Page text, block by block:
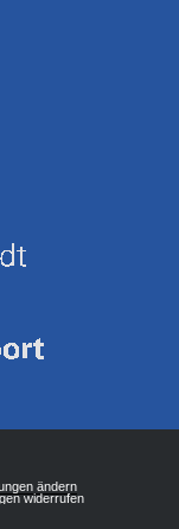
ändern
widerrufen